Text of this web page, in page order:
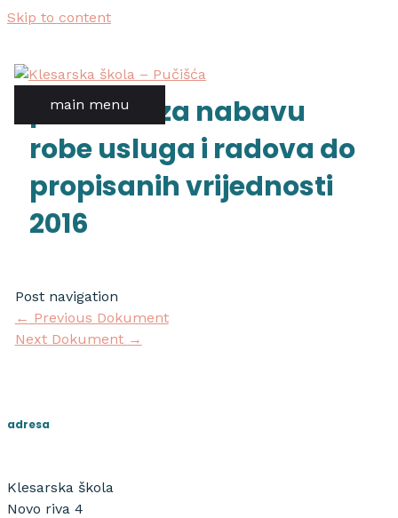
Skip to content
main menu
pravilnik za nabavu
robe usluga i radova do
propisanih vrijednosti
2016
Post navigation
← Previous Dokument
Next Dokument →
adresa
Klesarska škola
Novo riva 4